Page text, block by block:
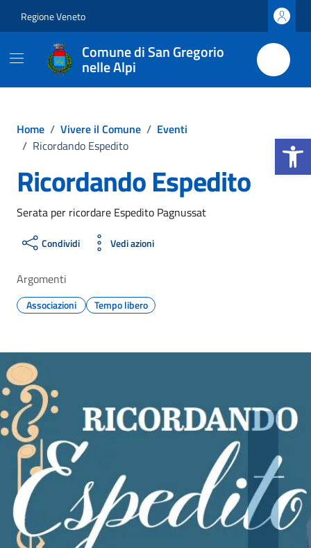
Apri la
Regione Veneto
Comune di San Gregorio
nelle Alpi
Home / Vivere il Comune / Eventi
/ Ricordando Espedito
Ricordando Espedito
Serata per ricordare Espedito Pagnussat
Condividi Vedi azioni
Argomenti
Associazioni Tempo libero